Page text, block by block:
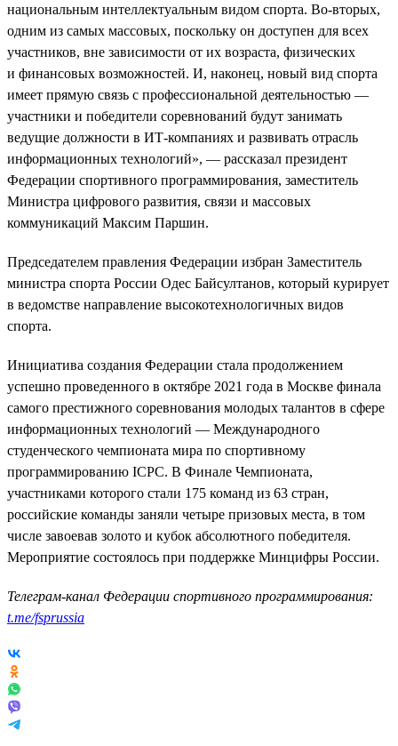
национальным интеллектуальным видом спорта. Во-вторых,
одним из самых массовых, поскольку он доступен для всех
участников, вне зависимости от их возраста, физических
и финансовых возможностей. И, наконец, новый вид спорта
имеет прямую связь с профессиональной деятельностью —
участники и победители соревнований будут занимать
ведущие должности в ИТ-компаниях и развивать отрасль
информационных технологий», — рассказал президент
Федерации спортивного программирования, заместитель
Министра цифрового развития, связи и массовых
коммуникаций Максим Паршин.
Председателем правления Федерации избран Заместитель
министра спорта России Одес Байсултанов, который курирует
в ведомстве направление высокотехнологичных видов
спорта.
Инициатива создания Федерации стала продолжением
успешно проведенного в октябре 2021 года в Москве финала
самого престижного соревнования молодых талантов в сфере
информационных технологий — Международного
студенческого чемпионата мира по спортивному
программированию ICPC. В Финале Чемпионата,
участниками которого стали 175 команд из 63 стран,
российские команды заняли четыре призовых места, в том
числе завоевав золото и кубок абсолютного победителя.
Мероприятие состоялось при поддержке Минцифры России.
Телеграм-канал Федерации спортивного программирования:
t.me/fsprussia